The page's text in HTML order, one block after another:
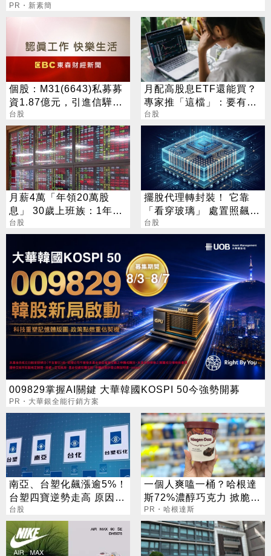
PR・新素簡
個股：M31(6643)私募募
資1.87億元，引進信驊為
策略性投資人
台股
月配高股息ETF還能買？
專家推「這檔」：要有耐
心會長大
台股
月薪4萬「年領20萬股
息」 30歲上班族：1年只
在4個月買股
台股
擺脫代理轉封裝！ 它靠
「看穿玻璃」 處置照飆2
漲停
台股
009829掌握AI關鍵 大華韓國KOSPI 50今強勢開募
PR・大華銀全能行銷方案
南亞、台塑化飆漲逾5%！
台塑四寶逆勢走高 原因找
到了
台股
一個人爽嗑一桶？哈根達
斯72%濃醇巧克力 掀脆友
共鳴
PR・哈根達斯